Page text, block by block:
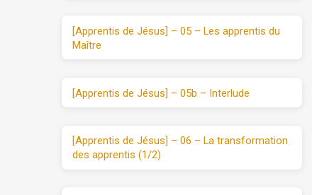
[Apprentis de Jésus] – 05 – Les apprentis du
Maître
[Apprentis de Jésus] – 05b – Interlude
[Apprentis de Jésus] – 06 – La transformation
des apprentis (1/2)